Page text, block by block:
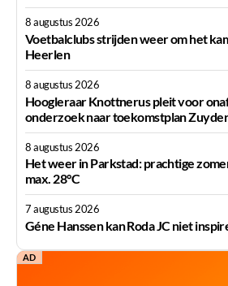
8 augustus 2026
Voetbalclubs strijden weer om het
Heerlen
8 augustus 2026
Hoogleraar Knottnerus pleit voor
onderzoek naar toekomstplan
8 augustus 2026
Het weer in Parkstad: prachtige
max. 28°C
7 augustus 2026
Géne Hanssen kan Roda JC niet
AD